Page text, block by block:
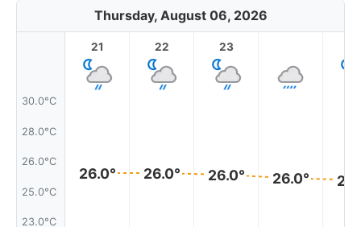
Thursday, August 06, 2026
30.0°C
28.0°C
26.0°C
25.0°C
23.0°C
21
26.0°
22
26.0°
23
26.0° 26.0°